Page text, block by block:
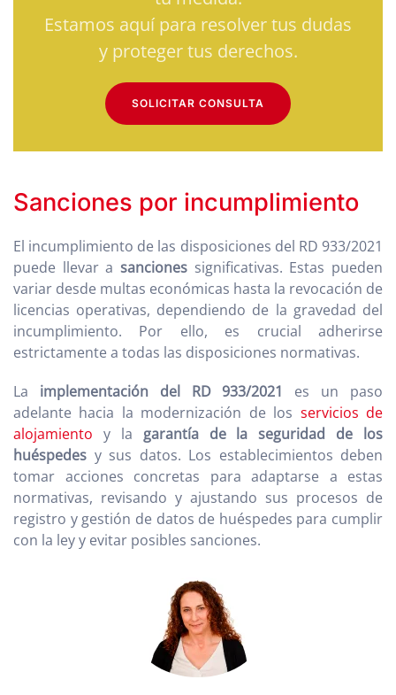
Estamos aquí para resolver tus dudas
y proteger tus derechos.
SOLICITAR CONSULTA
Sanciones por incumplimiento
El incumplimiento de las disposiciones del RD 933/2021
puede llevar a sanciones significativas. Estas pueden
variar desde multas económicas hasta la revocación de
licencias operativas, dependiendo de la gravedad del
incumplimiento. Por ello, es crucial adherirse
estrictamente a todas las disposiciones normativas.
La implementación del RD 933/2021
es un paso
adelante hacia la modernización de los servicios de
alojamiento y la garantía de la seguridad de los
huéspedes y sus datos. Los establecimientos deben
tomar acciones concretas para adaptarse a estas
normativas, revisando y ajustando sus procesos de
registro y gestión de datos de huéspedes para cumplir
con la ley y evitar posibles sanciones.